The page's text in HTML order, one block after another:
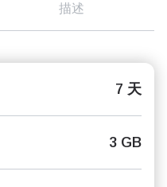
描述
7 天
3 GB